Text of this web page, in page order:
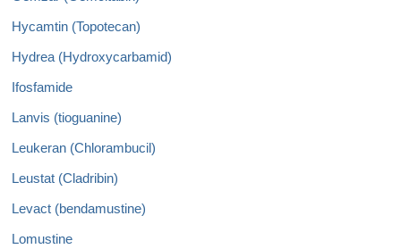
Hycamtin (Topotecan)
Hydrea (Hydroxycarbamid)
Ifosfamide
Lanvis (tioguanine)
Leukeran (Chlorambucil)
Leustat (Cladribin)
Levact (bendamustine)
Lomustine